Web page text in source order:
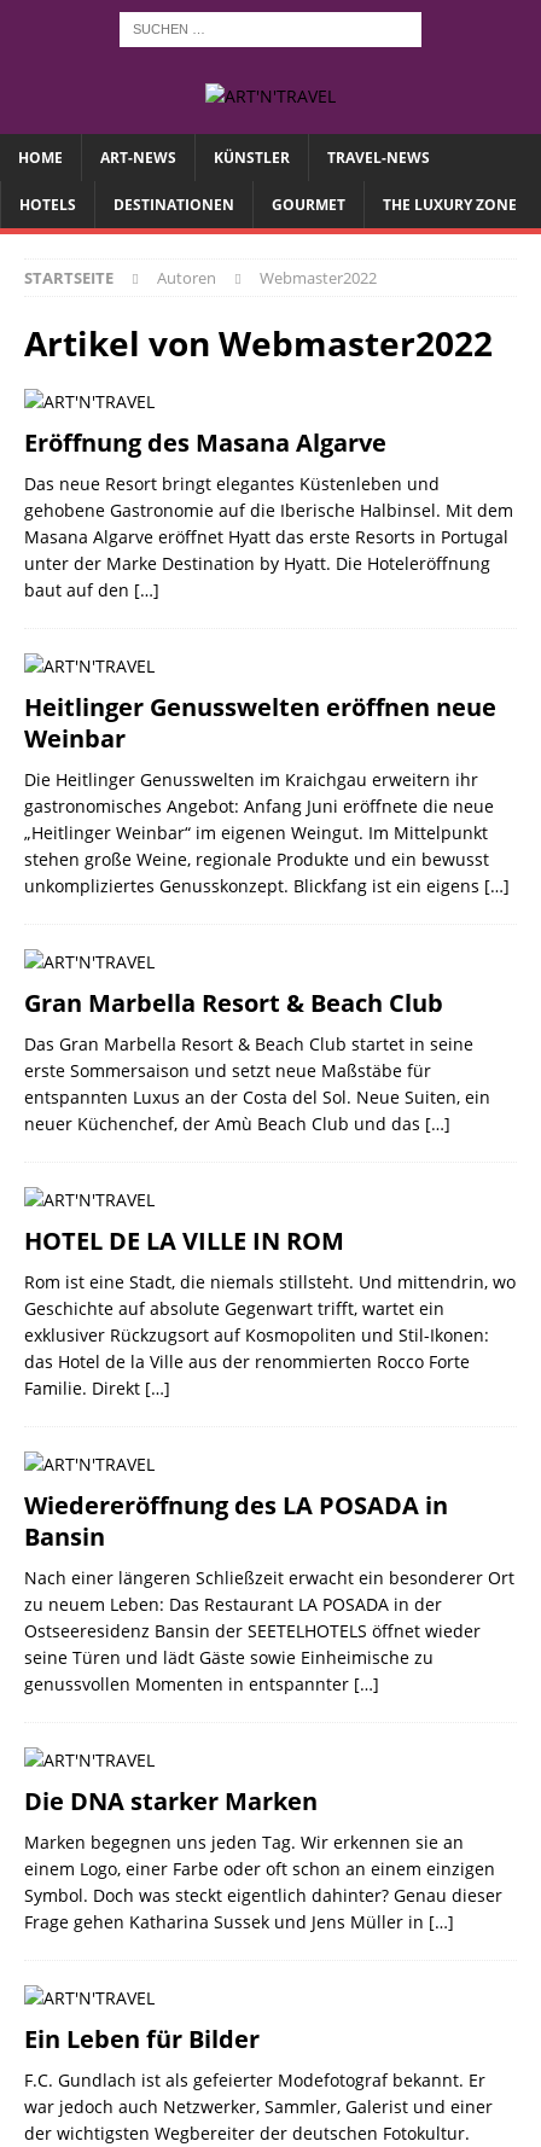
HOME ART-NEWS KÜNSTLER TRAVEL-NEWS
HOTELS DESTINATIONEN GOURMET THE LUXURY ZONE
STARTSEITE Autoren Webmaster2022
Artikel von Webmaster2022
Eröffnung des Masana Algarve
Das neue Resort bringt elegantes Küstenleben und
gehobene Gastronomie auf die Iberische Halbinsel. Mit dem
Masana Algarve eröffnet Hyatt das erste Resorts in Portugal
unter der Marke Destination by Hyatt. Die Hoteleröffnung
baut auf den […]
Heitlinger Genusswelten eröffnen neue
Weinbar
Die Heitlinger Genusswelten im Kraichgau erweitern ihr
gastronomisches Angebot: Anfang Juni eröffnete die neue
„Heitlinger Weinbar“ im eigenen Weingut. Im Mittelpunkt
stehen große Weine, regionale Produkte und ein bewusst
unkompliziertes Genusskonzept. Blickfang ist ein eigens […]
Gran Marbella Resort & Beach Club
Das Gran Marbella Resort & Beach Club startet in seine
erste Sommersaison und setzt neue Maßstäbe für
entspannten Luxus an der Costa del Sol. Neue Suiten, ein
neuer Küchenchef, der Amù Beach Club und das […]
HOTEL DE LA VILLE IN ROM
Rom ist eine Stadt, die niemals stillsteht. Und mittendrin, wo
Geschichte auf absolute Gegenwart trifft, wartet ein
exklusiver Rückzugsort auf Kosmopoliten und Stil-Ikonen:
das Hotel de la Ville aus der renommierten Rocco Forte
Familie. Direkt […]
Wiedereröffnung des LA POSADA in
Bansin
Nach einer längeren Schließzeit erwacht ein besonderer Ort
zu neuem Leben: Das Restaurant LA POSADA in der
Ostseeresidenz Bansin der SEETELHOTELS öffnet wieder
seine Türen und lädt Gäste sowie Einheimische zu
genussvollen Momenten in entspannter […]
Die DNA starker Marken
Marken begegnen uns jeden Tag. Wir erkennen sie an
einem Logo, einer Farbe oder oft schon an einem einzigen
Symbol. Doch was steckt eigentlich dahinter? Genau dieser
Frage gehen Katharina Sussek und Jens Müller in […]
Ein Leben für Bilder
F.C. Gundlach ist als gefeierter Modefotograf bekannt. Er
war jedoch auch Netzwerker, Sammler, Galerist und einer
der wichtigsten Wegbereiter der deutschen Fotokultur.